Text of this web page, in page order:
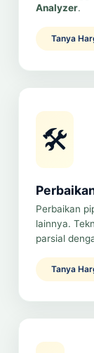
Analyzer.
Tanya
🛠️
Perbaikan
lainnya.
parsial
Tanya